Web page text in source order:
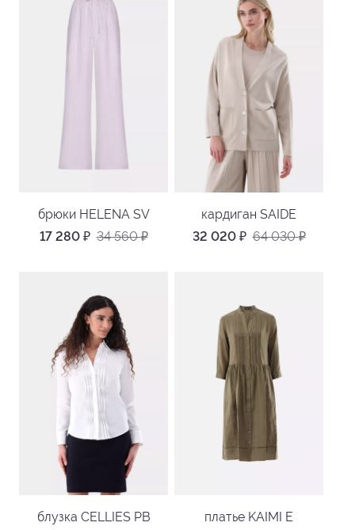
брюки HELENA SV
17 280 ₽ 34 560₽
кардиган SAIDE
32 020 ₽ 64 030₽
блузка CELLIES PB
платье KAIMI E